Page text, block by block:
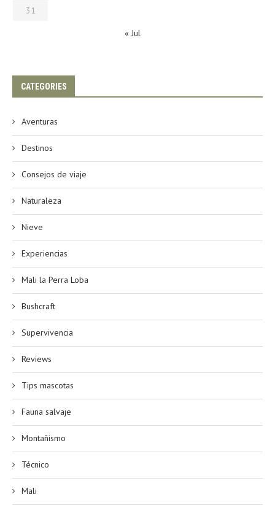
31
« Jul
CATEGORIES
Aventuras
Destinos
Consejos de viaje
Naturaleza
Nieve
Experiencias
Mali la Perra Loba
Bushcraft
Supervivencia
Reviews
Tips mascotas
Fauna salvaje
Montañismo
Técnico
Mali